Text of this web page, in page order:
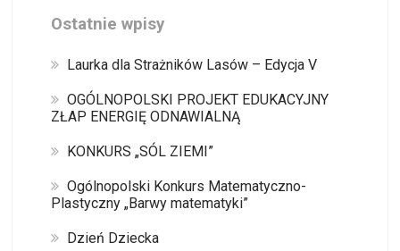
Ostatnie wpisy
Laurka dla Strażników Lasów – Edycja V
OGÓLNOPOLSKI PROJEKT EDUKACYJNY
ZŁAP ENERGIĘ ODNAWIALNĄ
KONKURS „SÓL ZIEMI”
Ogólnopolski Konkurs Matematyczno-
Plastyczny „Barwy matematyki”
Dzień Dziecka